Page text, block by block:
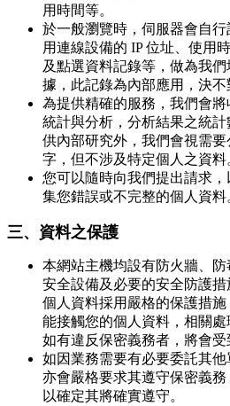
用時間等。
於一般瀏覽時，伺服器會自
用連線設備的 IP 位址、使用
及點選資料記錄等，做為我
據，此記錄為內部應用，決不
為提供精確的服務，我們會
統計與分析，分析結果之統
供內部研究外，我們會視需
字，但不涉及特定個人之資料
您可以隨時向我們提出請求
集您錯誤或不完整的個人資料
三、資料之保護
本網站主機均設有防火牆、
安全設備及必要的安全防護
個人資料採用嚴格的保護措
能接觸您的個人資料，相關處
如有違反保密義務者，將會受
如因業務需要有必要委託其
亦會嚴格要求其遵守保密義
以確定其將確實遵守。